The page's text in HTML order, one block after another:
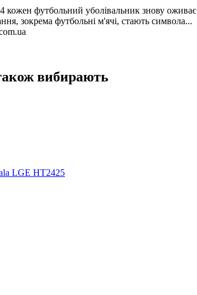
футбольний уболівальник знову оживає
зокрема футбольні м'ячі, стають символа...
вибирають
LGE HT2425